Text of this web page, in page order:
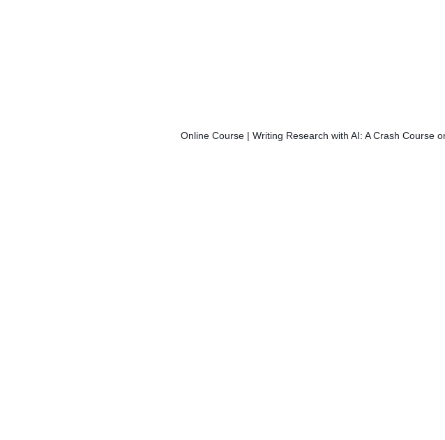
Online Course | Writing Research with AI: A Crash Course